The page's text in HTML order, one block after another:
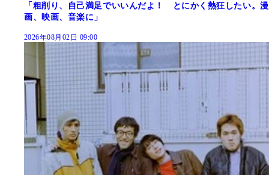
「粗削り、自己満足でいいんだよ！ とにかく熱狂したい。漫
画、映画、音楽に」
2026年08月02日 09:00